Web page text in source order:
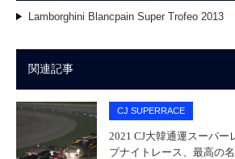
Lamborghini Blancpain Super Trofeo 2013
関連記事
CJ SUPERRACE
2021 CJ大韓通運スーパー
プナイトレース、最高の